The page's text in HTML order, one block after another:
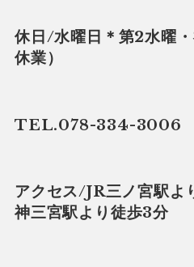
休日/水曜日＊第2水曜
休業）
TEL.078-334-3006
アクセス/JR三ノ宮駅
神三宮駅より徒歩3分